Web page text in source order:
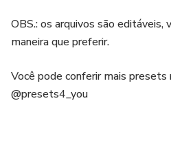
OBS.: os arquivos são
maneira que preferir.
Você pode conferir mais presets
@presets4_you